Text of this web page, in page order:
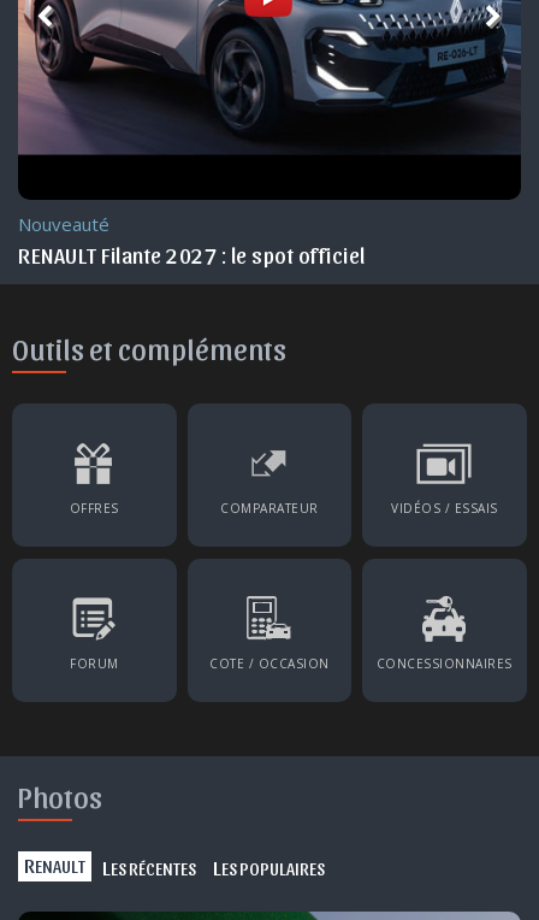
Nouveauté
RENAULT Filante 2027 : le spot officiel
Outils et compléments
OFFRES COMPARATEUR VIDÉOS / ESSAIS
FORUM COTE / OCCASION CONCESSIONNAIRES
Photos
RENAULT L ES RÉCENTES L ES POPULAIRES